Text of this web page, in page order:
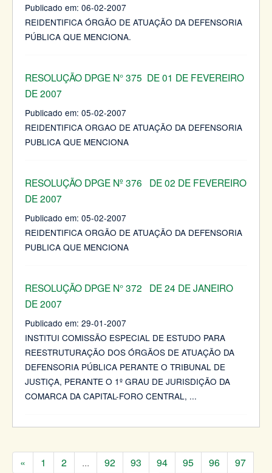
Publicado em: 06-02-2007
REIDENTIFICA ÓRGÃO DE ATUAÇÃO DA DEFENSORIA
PÚBLICA QUE MENCIONA.
RESOLUÇÃO DPGE N° 375 DE 01 DE FEVEREIRO
DE 2007
Publicado em: 05-02-2007
REIDENTIFICA ORGAO DE ATUAÇÃO DA DEFENSORIA
PUBLICA QUE MENCIONA
RESOLUÇÃO DPGE Nº 376 DE 02 DE FEVEREIRO
DE 2007
Publicado em: 05-02-2007
REIDENTIFICA ORGÃO DE ATUAÇÃO DA DEFENSORIA
PUBLICA QUE MENCIONA
RESOLUÇÃO DPGE N° 372 DE 24 DE JANEIRO
DE 2007
Publicado em: 29-01-2007
INSTITUI COMISSÃO ESPECIAL DE ESTUDO PARA
REESTRUTURAÇÃO DOS ÓRGÃOS DE ATUAÇÃO DA
DEFENSORIA PÚBLICA PERANTE O TRIBUNAL DE
JUSTIÇA, PERANTE O 1º GRAU DE JURISDIÇÃO DA
COMARCA DA CAPITAL-FORO CENTRAL, ...
« 1 2 ... 92 93 94 95 96
97